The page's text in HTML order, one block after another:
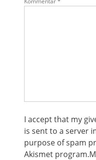
I accept that my
is sent to a server
purpose of spam
Akismet program.